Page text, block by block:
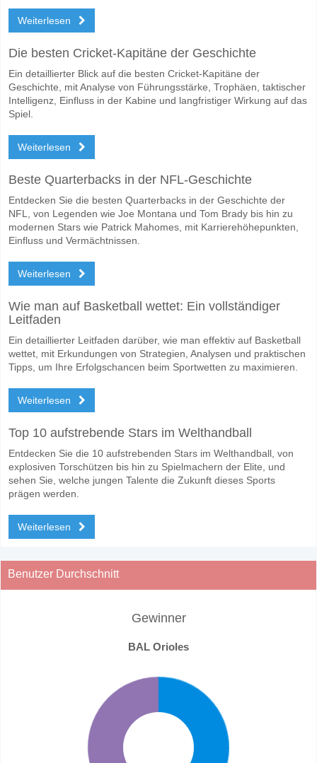
Weiterlesen
Die besten Cricket-Kapitäne der Geschichte
Ein detaillierter Blick auf die besten Cricket-Kapitäne der
Geschichte, mit Analyse von Führungsstärke, Trophäen, taktischer
Intelligenz, Einfluss in der Kabine und langfristiger Wirkung auf das
Spiel.
Weiterlesen
Beste Quarterbacks in der NFL-Geschichte
Entdecken Sie die besten Quarterbacks in der Geschichte der
NFL, von Legenden wie Joe Montana und Tom Brady bis hin zu
modernen Stars wie Patrick Mahomes, mit Karrierehöhepunkten,
Einfluss und Vermächtnissen.
Weiterlesen
Wie man auf Basketball wettet: Ein vollständiger
Leitfaden
Ein detaillierter Leitfaden darüber, wie man effektiv auf Basketball
wettet, mit Erkundungen von Strategien, Analysen und praktischen
Tipps, um Ihre Erfolgschancen beim Sportwetten zu maximieren.
Weiterlesen
Top 10 aufstrebende Stars im Welthandball
Entdecken Sie die 10 aufstrebenden Stars im Welthandball, von
explosiven Torschützen bis hin zu Spielmachern der Elite, und
sehen Sie, welche jungen Talente die Zukunft dieses Sports
prägen werden.
Weiterlesen
Benutzer Durchschnitt
Gewinner
BAL Orioles